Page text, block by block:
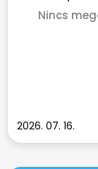
Nincs
2026. 07. 16.